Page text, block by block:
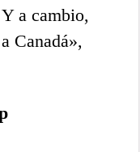
a cambio,
Canadá»,